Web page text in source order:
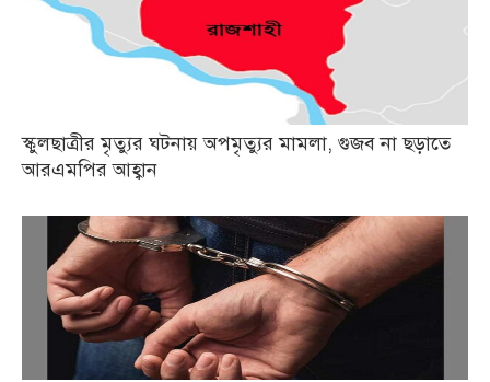
স্কুলছাত্রীর মৃত্যুর ঘটনায় অপমৃত্যুর মামলা, গুজব না ছড়াতে
আরএমপির আহ্বান